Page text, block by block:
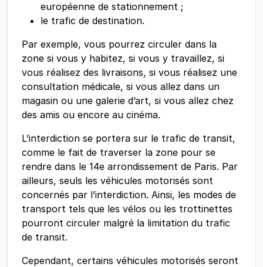
européenne de stationnement ;
le trafic de destination.
Par exemple, vous pourrez circuler dans la
zone si vous y habitez, si vous y travaillez, si
vous réalisez des livraisons, si vous réalisez une
consultation médicale, si vous allez dans un
magasin ou une galerie d’art, si vous allez chez
des amis ou encore au cinéma.
L’interdiction se portera sur le trafic de transit,
comme le fait de traverser la zone pour se
rendre dans le 14e arrondissement de Paris. Par
ailleurs, seuls les véhicules motorisés sont
concernés par l’interdiction. Ainsi, les modes de
transport tels que les vélos ou les trottinettes
pourront circuler malgré la limitation du trafic
de transit.
Cependant, certains véhicules motorisés seront